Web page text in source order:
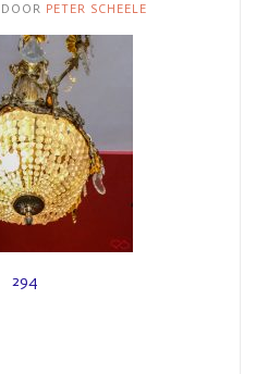
DOOR PETER SCHEELE
294